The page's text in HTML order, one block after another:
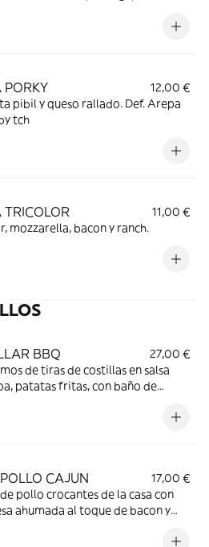
PORKY
12,00 €
pibil y queso rallado. Def. Arepa
tch
TRICOLOR
11,00 €
mozzarella, bacon y ranch.
BBQ
27,00 €
de tiras de costillas en salsa
patatas fritas, con baño de
CAJUN
17,00 €
pollo crocantes de la casa con
ahumada al toque de bacon y